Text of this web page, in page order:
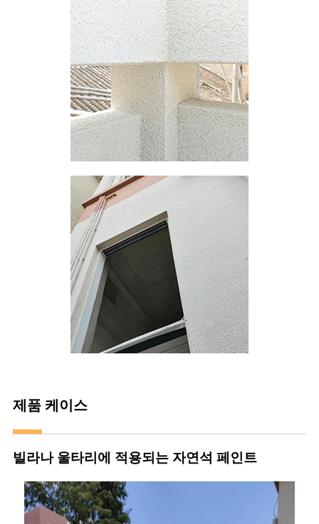
제품 케이스
빌라나 울타리에 적용되는 자연석 페인트